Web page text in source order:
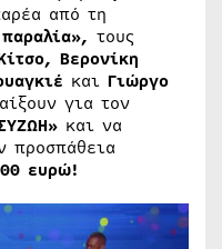
από τη
τους
Βερονίκη
και Γιώργο
για τον
και να
προσπάθεια
ευρώ!